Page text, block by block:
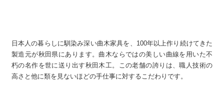
日本人の暮らしに馴染み深い曲木家具を、100年以上作り続けてきた
製造元が秋田県にあります。曲木ならではの美しい曲線を用いた不
朽の名作を世に送り出す秋田木工。この老舗の誇りは、職人技術の
高さと他に類を見ないほどの手仕事に対するこだわりです。